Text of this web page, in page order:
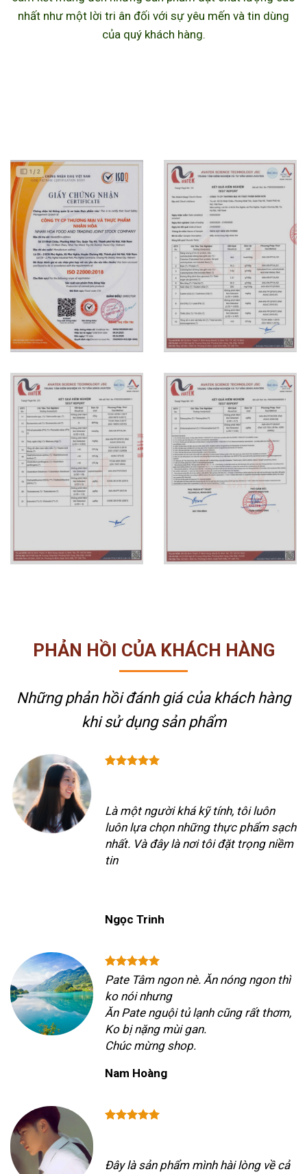
nhất như một lời tri ân đối với sự yêu mến và tin dùng
của quý khách hàng.
PHẢN HỒI CỦA KHÁCH HÀNG
Những phản hồi đánh giá của khách hàng
khi sử dụng sản phẩm
Là một người khá kỹ tính, tôi luôn
luôn lựa chọn những thực phẩm sạch
nhất. Và đây là nơi tôi đặt trọng niềm
tin
Ngọc Trinh
Pate Tâm ngon nè. Ăn nóng ngon thì
ko nói nhưng
Ăn Pate nguội tủ lạnh cũng rất thơm,
Ko bị nặng mùi gan.
Chúc mừng shop.
Nam Hoàng
Đây là sản phẩm mình hài lòng về cả